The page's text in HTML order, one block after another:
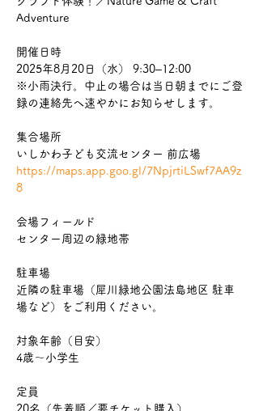
Adventure
開催日時
2025年8月20日（水） 9:30–12:00
※小雨決行。中止の場合は当日朝までにご登
録の連絡先へ速やかにお知らせします。
集合場所
いしかわ子ども交流センター 前広場
https://maps.app.goo.gl/7NpjrtiLSwf7AA9z
8
会場フィールド
センター周辺の緑地帯
駐車場
近隣の駐車場（犀川緑地公園法島地区 駐車
場など）をご利用ください。
対象年齢（目安）
4歳〜小学生
定員
20名（先着順／要チケット購入）